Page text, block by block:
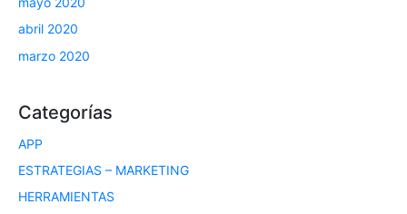
abril 2020
marzo 2020
Categorías
APP
ESTRATEGIAS – MARKETING
HERRAMIENTAS